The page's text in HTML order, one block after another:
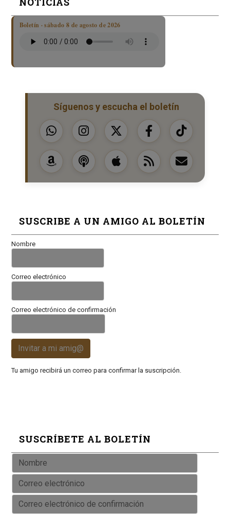
Boletín · sábado 8 de agosto de 2026
Síguenos y escucha el boletín
SUSCRIBE A UN AMIGO AL BOLETÍN
Nombre
Correo electrónico
Correo electrónico de confirmación
Invitar a mi amig@
Tu amigo recibirá un correo para confirmar la suscripción.
SUSCRÍBETE AL BOLETÍN